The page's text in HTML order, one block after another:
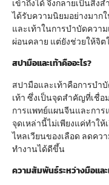
เข้าถึงได้ จึงกลายเป็นสิ่
ได้รับความนิยมอย่างมาก
และเท้าในการบำบัดควา
ผ่อนคลาย แต่ยังช่วยให้จิต
สปามือและเท้าคืออะไร?
สปามือและเท้าคือการบ
เท้า ซึ่งเป็นจุดสำคัญที่เชื่อ
การแพทย์แผนจีนและกา
จุดเหล่านี้ไม่เพียงแค่ทำใ
ไหลเวียนของเลือด ลดคว
ทำงานได้ดีขึ้น
ความสัมพันธ์ระหว่างมือแล